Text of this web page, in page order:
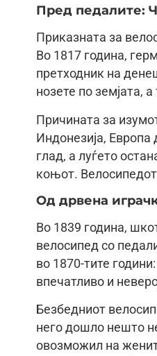
Пред педалите:
Приказната за
Во 1817 година,
претходник на
нозете по земјата,
Причината за
Индонезија,
глад, а луѓето
коњот.
Од дрвена
Во 1839 година,
велосипед со
во 1870-тите
впечатливо и
Безбедниот
него дошло нешто
овозможил на